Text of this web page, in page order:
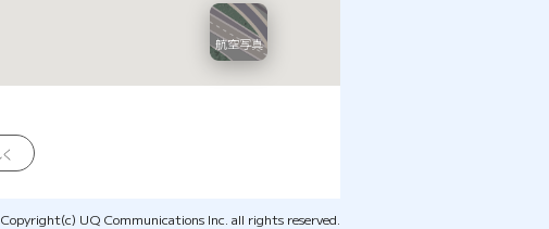
Copyright(c) UQ Communications Inc. all rights reserved.